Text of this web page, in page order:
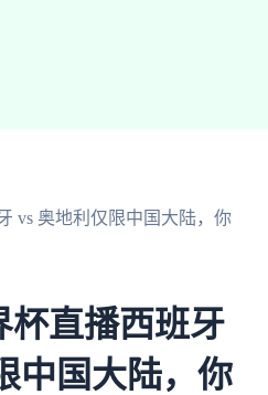
vs 奥地利仅限中国大陆，你
杯直播西班牙
中国大陆，你